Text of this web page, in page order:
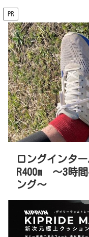
PR
ロングインタ
R400m 〜3時
ング〜